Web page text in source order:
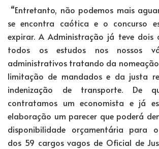
“Entretanto, não podemos mais
se encontra caótica e o concurso
expirar. A Administração já teve dois
todos os estudos nos nossos
administrativos tratando da
limitação de mandados e da justa
indenização de transporte. De
contratamos um economista e já
elaboração um parecer que poderá
disponibilidade orçamentária para o
dos 59 cargos vagos de Oficial de